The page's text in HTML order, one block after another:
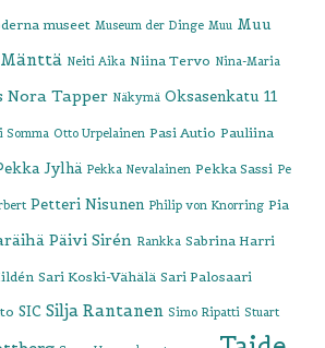
museet Museum der Dinge Muu Muu
Mänttä Neiti Aika Niina Tervo Nina-Maria
Nora Tapper Näkymä Oksasenkatu 11
Somma Otto Urpelainen Pasi Autio Pauliina
Jylhä Pekka Nevalainen Pekka Sassi Pe
Petteri Nisunen Philip von Knorring Pia
Päivi Sirén Rankka Sabrina Harri
Sari Koski-Vähälä Sari Palosaari
SIC Silja Rantanen Simo Ripatti Stuart